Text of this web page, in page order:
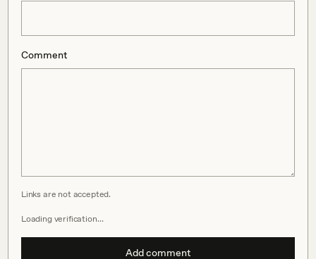
Comment
Links are not accepted.
Loading verification…
Add comment